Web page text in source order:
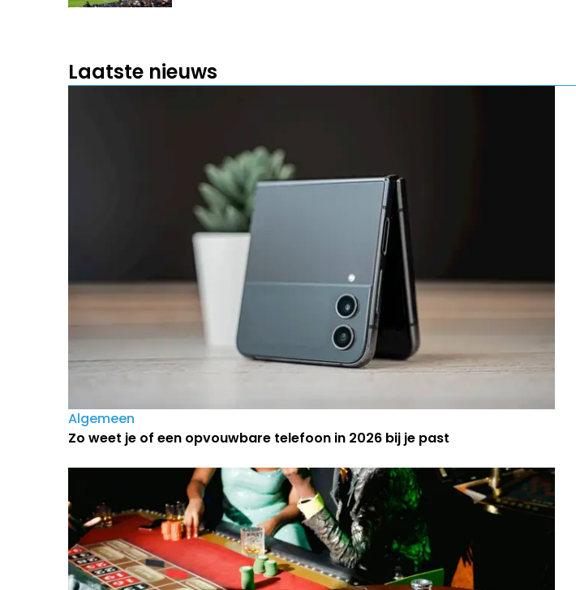
Laatste nieuws
Algemeen
Zo weet je of een opvouwbare telefoon in 2026 bij je past